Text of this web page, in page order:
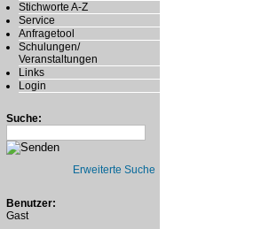
Stichworte A-Z
Service
Anfragetool
Schulungen/
Veranstaltungen
Links
Login
Suche:
Erweiterte Suche
Benutzer:
Gast